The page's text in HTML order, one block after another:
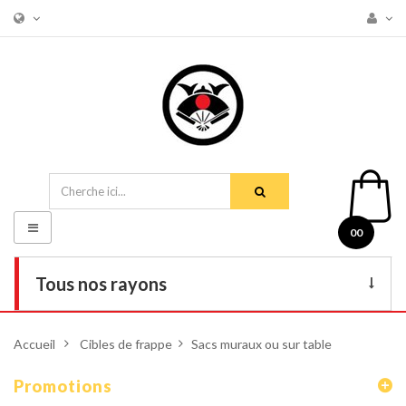
00
Tous nos rayons
Armes
Basculer
la
navigation
Accueil > Cibles de frappe > Sacs muraux ou sur table
Promotions